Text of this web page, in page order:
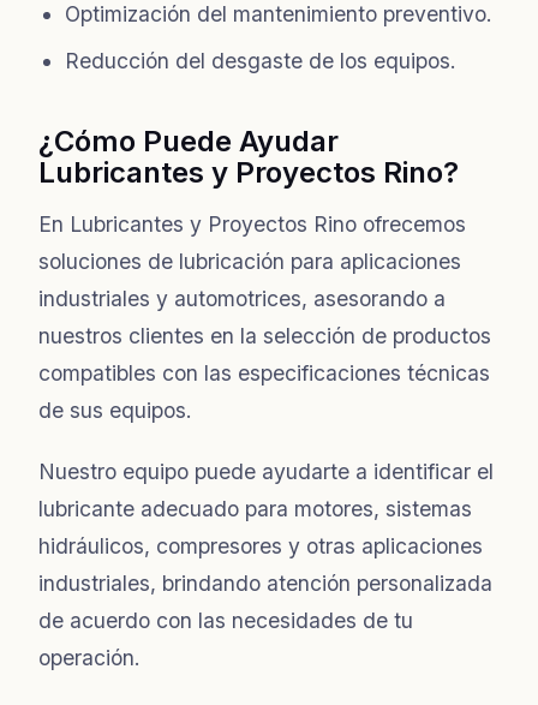
Optimización del mantenimiento preventivo.
Reducción del desgaste de los equipos.
¿Cómo Puede Ayudar
Lubricantes y Proyectos Rino?
En Lubricantes y Proyectos Rino ofrecemos
soluciones de lubricación para aplicaciones
industriales y automotrices, asesorando a
nuestros clientes en la selección de productos
compatibles con las especificaciones técnicas
de sus equipos.
Nuestro equipo puede ayudarte a identificar el
lubricante adecuado para motores, sistemas
hidráulicos, compresores y otras aplicaciones
industriales, brindando atención personalizada
de acuerdo con las necesidades de tu
operación.